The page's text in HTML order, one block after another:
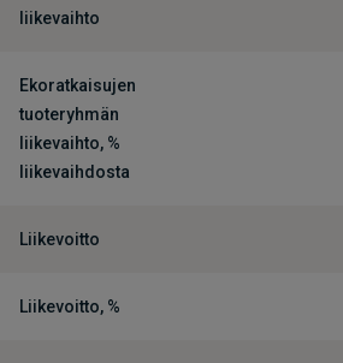
liikevaihto
Ekoratkaisujen
tuoteryhmän
liikevaihto, %
liikevaihdosta
Liikevoitto
Liikevoitto, %